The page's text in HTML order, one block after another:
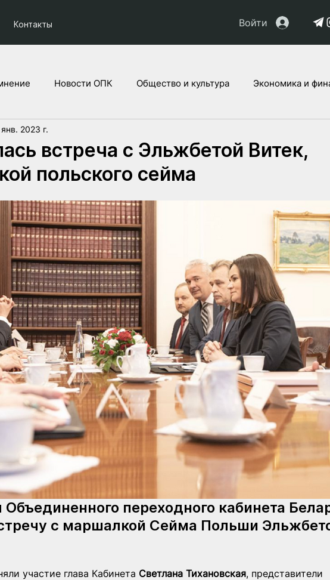
Контакты Войти
Новости ОПК Общество и культура Экономика и
НАУ
встреча с Эльжбетой Витек,
польского сейма
2023 г.
Объединенного переходного кабинета
с маршалкой Сейма Польши
участие глава Кабинета Светлана Тихановская, представители